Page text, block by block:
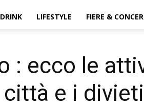
LIFESTYLE FIERE &
: ecco le
e i